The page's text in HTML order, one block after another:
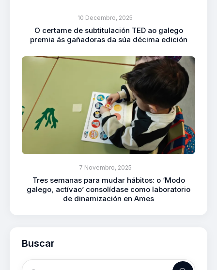
10 Decembro, 2025
O certame de subtitulación TED ao galego
premia ás gañadoras da súa décima edición
7 Novembro, 2025
Tres semanas para mudar hábitos: o ‘Modo
galego, actívao’ consolídase como laboratorio
de dinamización en Ames
Buscar